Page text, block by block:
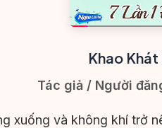
Khao
Tác giả / Người
xuống và không khí trở